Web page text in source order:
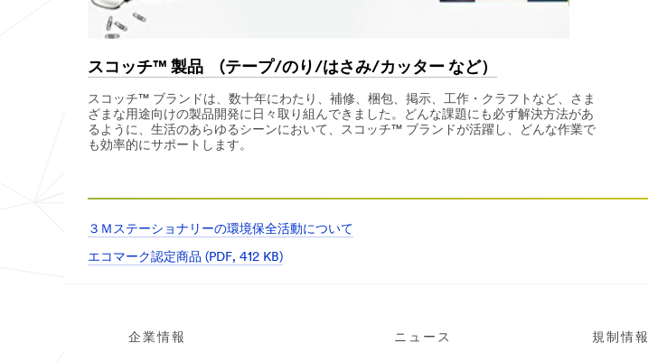
スコッチ™ 製品 (テープ/のり/はさみ/カッター など）
スコッチ™ ブランドは、数十年にわたり、補修、梱包、掲示、工作・クラフトなど、さま
ざまな用途向けの製品開発に日々取り組んできました。どんな課題にも必ず解決方法があ
るように、生活のあらゆるシーンにおいて、スコッチ™ ブランドが活躍し、どんな作業で
も効率的にサポートします。
３Ｍステーショナリーの環境保全活動について
エコマーク認定商品 (PDF, 412 KB)
企業情報 ニュース 規制情報